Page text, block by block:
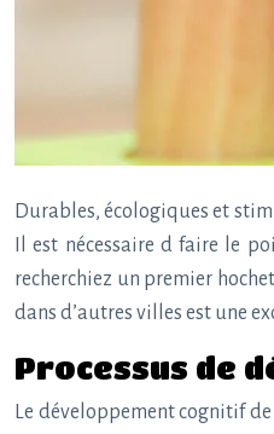
Durables, écologiques et
Il est nécessaire d faire le
recherchiez un premier
dans d’autres villes est une
Processus de
Le développement cognitif